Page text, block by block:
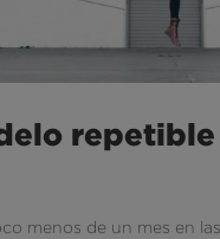
menos de un mes en